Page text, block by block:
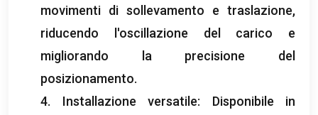
movimenti di sollevamento e traslazione,
riducendo l'oscillazione del carico e
migliorando la precisione del
posizionamento.
4. Installazione versatile: Disponibile in